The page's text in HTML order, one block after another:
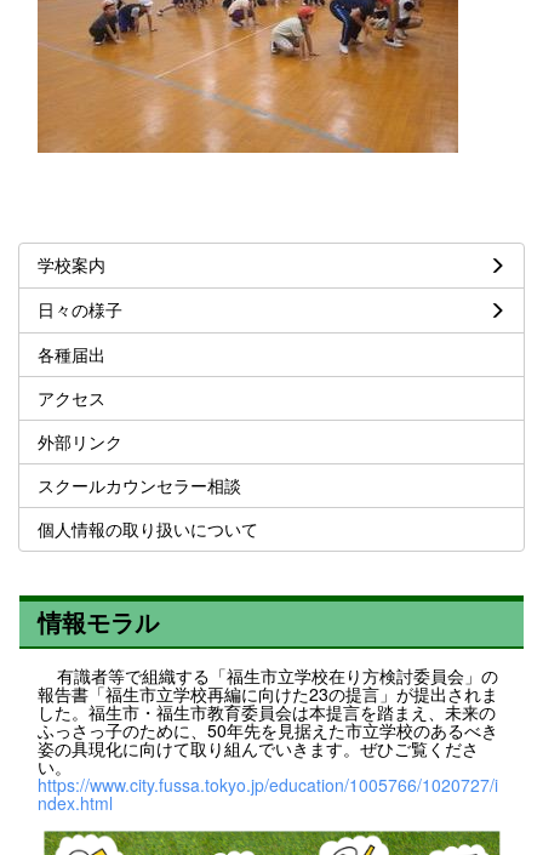
学校案内
日々の様子
各種届出
アクセス
外部リンク
スクールカウンセラー相談
個人情報の取り扱いについて
情報モラル
有識者等で組織する「福生市立学校在り方検討委員会」の
報告書「福生市立学校再編に向けた23の提言」が提出されま
した。福生市・福生市教育委員会は本提言を踏まえ、未来の
ふっさっ子のために、50年先を見据えた市立学校のあるべき
姿の具現化に向けて取り組んでいきます。ぜひご覧くださ
い。
https://www.city.fussa.tokyo.jp/education/1005766/1020727/i
ndex.html